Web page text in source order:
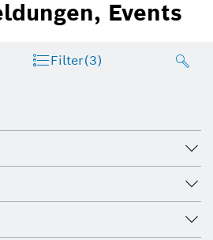
Events
Filter(3)